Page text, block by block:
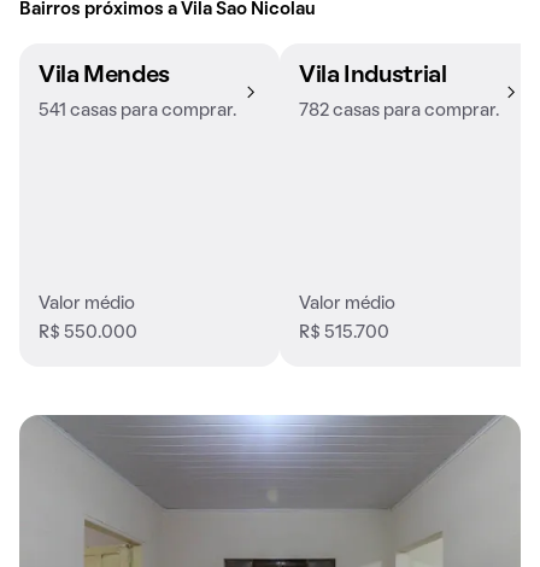
Bairros próximos a Vila Sao Nicolau
Vila Mendes
541 casas para comprar.
Valor médio
R$ 550.000
Vila Industrial
782 casas para comprar.
Valor médio
R$ 515.700